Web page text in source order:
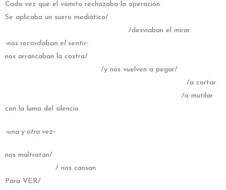
Cada vez que el vómito rechazaba la operación
Se aplicaba un suero mediático/
/desviaban el mirar
-nos recordaban el sentir-
nos arrancaban la costra/
/y nos vuelven a pegar/
/a cortar
/a mutilar
con la luma del silencio
-una y otra vez-
nos maltratan/
/ nos cansan
Para VER/